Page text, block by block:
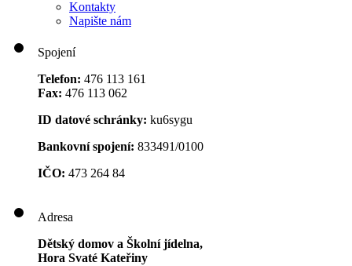
Kontakty
Napište nám
Spojení
Telefon: 476 113 161
Fax: 476 113 062
ID datové schránky: ku6sygu
Bankovní spojení: 833491/0100
IČO: 473 264 84
Adresa
Dětský domov a Školní jídelna,
Hora Svaté Kateřiny